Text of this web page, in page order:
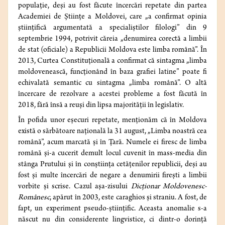
populație, deși au fost făcute încercări repetate din partea
Academiei de Științe a Moldovei, care „a confirmat opinia
științifică argumentată a specialiștilor filologi” din 9
septembrie 1994, potrivit căreia „denumirea corectă a limbii
de stat (oficiale) a Republicii Moldova este limba română”. În
2013, Curtea Constituțională a confirmat că sintagma „limba
moldovenească, funcționând în baza grafiei latine” poate fi
echivalată semantic cu sintagma „limba română”. O altă
încercare de rezolvare a acestei probleme a fost făcută în
2018, fără însă a reuși din lipsa majorității în legislativ.
În pofida unor eșecuri repetate, menționăm că în Moldova
există o sărbătoare națională la 31 august, „Limba noastră cea
română”, acum marcată şi în Ţară. Numele ei firesc de limba
română și-a cucerit demult locul cuvenit în mass-media din
stânga Prutului și în conștiința cetățenilor republicii, deși au
fost și multe încercări de negare a denumirii firești a limbii
vorbite și scrise. Cazul așa-zisului Dicționar Moldovenesc-
Românesc, apărut în 2003, este caraghios și straniu. A fost, de
fapt, un experiment pseudo-științific. Aceasta anomalie s-a
născut nu din considerente lingvistice, ci dintr-o dorință